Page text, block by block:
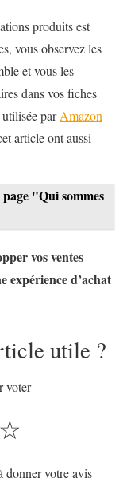
produits est
vous observez les
et vous les
dans vos fiches
utilisée parAmazon
article ont aussi
"Qui sommes
vos ventes
expérience d’achat
utile ?
voter
☆
donner votre avis